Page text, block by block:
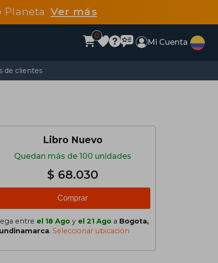
PlanetaVer más
0
Mi Cuenta
de clientes
Libro Nuevo
Quedan más de 100 unidades
$ 68.030
Comprar
entre el 18 Ago y el 21 Ago a Bogota,
. Seleccionar ubicación